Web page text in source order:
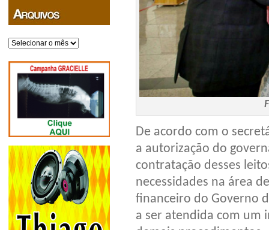
Arquivos
De acordo com o
a autorização do
contratação desses
necessidades na área
financeiro do Governo
a ser atendida com um